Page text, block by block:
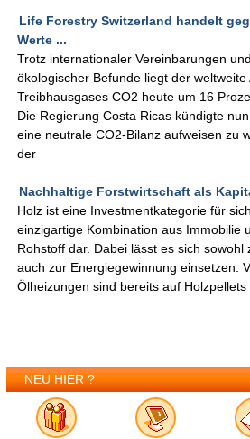
Life Forestry Switzerland handelt
Werte ...
Trotz internationaler Vereinbarungen
ökologischer Befunde liegt der
Treibhausgases CO2 heute um 16
Die Regierung Costa Ricas kündigte
eine neutrale CO2-Bilanz aufweisen zu
der
Nachhaltige Forstwirtschaft als
Holz ist eine Investmentkategorie für
einzigartige Kombination aus Immobilie
Rohstoff dar. Dabei lässt es sich
auch zur Energiegewinnung einsetzen.
Ölheizungen sind bereits auf
NEU HIER ?